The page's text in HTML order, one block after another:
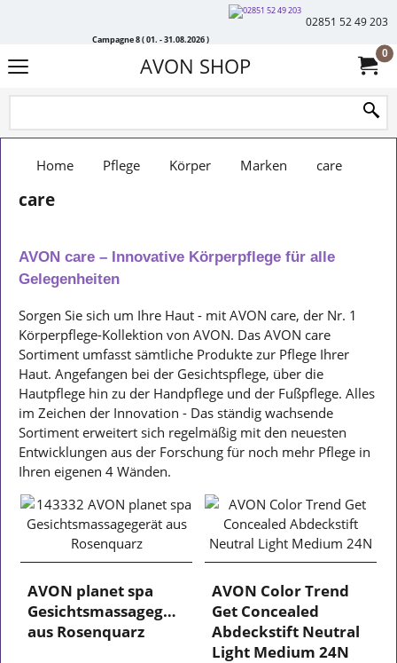
Campagne 8 ( 01. - 31.08.2026 )
02851 52 49 203
AVON SHOP 0
Home Pflege Körper Marken care
care
AVON care – Innovative Körperpflege für alle
Gelegenheiten
Sorgen Sie sich um Ihre Haut - mit AVON care, der Nr. 1
Körperpflege-Kollektion von AVON. Das AVON care
Sortiment umfasst sämtliche Produkte zur Pflege Ihrer
Haut. Angefangen bei der Gesichtspflege, über die
Hautpflege hin zu der Handpflege und der Fußpflege. Alles
im Zeichen der Innovation - Das ständig wachsende
Sortiment erweitert sich regelmäßig mit den neuesten
Entwicklungen aus der Forschung für noch mehr Pflege in
Ihren eigenen 4 Wänden.
AVON planet spa
Gesichtsmassagegerät
aus Rosenquarz
AVON Color Trend
Get Concealed
Abdeckstift Neutral
Light Medium 24N